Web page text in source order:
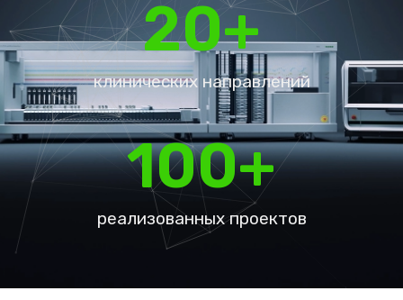
клинических направлений
20+
реализованных проектов
100+